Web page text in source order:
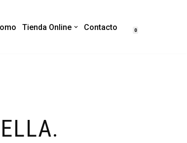
Tienda Online Contacto 0